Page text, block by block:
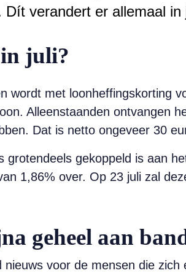
verandert er allemaal in
juli?
wordt met loonheffingskorting
Alleenstaanden ontvangen
Dat is netto ongeveer 30
gekoppeld is aan
1,86% over. Op 23 juli zal
geheel aan
voor de mensen die